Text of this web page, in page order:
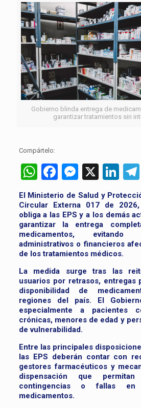
Gobierno blinda entrega de
garantizar tratamientos sin
Compártelo:
WhatsApp
Facebook
X
El Ministerio de Salud y
Circular Externa 017 de
obliga a las EPS y a los demás
garantizar la entrega
medicamentos,
administrativos o financieros
de los tratamientos médicos.
La medida surge tras las
usuarios por retrasos, entregas
disponibilidad de
regiones del país. El
especialmente a pacientes
crónicas, menores de edad y
de vulnerabilidad.
Entre las principales
las EPS deberán contar con
gestores farmacéuticos y
dispensación que
contingencias o fallas
medicamentos.